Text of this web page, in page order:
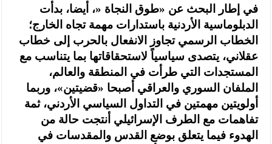
‏في إطار البحث عن «طوق النجاة «، أيضا، بدأت
الدبلوماسية الأردنية باستدارات مهمة تجاه الخارج؛
الخطاب الرسمي تجاوز الانفعال بالحرب إلى خطاب
عقلاني، يتصدى سياسياً لاستحقاقاتها بما يتناسب مع
المستجدات التي طرأت في المنطقة والعالم،
الملفان السوري والعراقي أصبحا «قضيتين»، وربما
أولويتين مهمتين في التداول السياسي الأردني، ثمة
تفاهمات مع الطرف الإسرائيلي أنتجت حالة من
الهدوء فيما يتعلق بوضع القدس والمقدسات في